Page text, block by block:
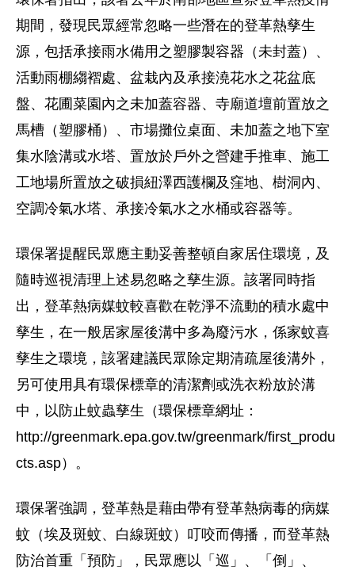
期間，發現民眾經常忽略一些潛在的登革熱孳生
源，包括承接雨水備用之塑膠製容器（未封蓋）、
活動雨棚縐褶處、盆栽內及承接澆花水之花盆底
盤、花圃菜園內之未加蓋容器、寺廟道壇前置放之
馬槽（塑膠桶）、市場攤位桌面、未加蓋之地下室
集水陰溝或水塔、置放於戶外之營建手推車、施工
工地場所置放之破損紐澤西護欄及窪地、樹洞內、
空調冷氣水塔、承接冷氣水之水桶或容器等。
環保署提醒民眾應主動妥善整頓自家居住環境，及
隨時巡視清理上述易忽略之孳生源。該署同時指
出，登革熱病媒蚊較喜歡在乾淨不流動的積水處中
孳生，在一般居家屋後溝中多為廢污水，係家蚊喜
孳生之環境，該署建議民眾除定期清疏屋後溝外，
另可使用具有環保標章的清潔劑或洗衣粉放於溝
中，以防止蚊蟲孳生（環保標章網址：
http://greenmark.epa.gov.tw/greenmark/first_produ
cts.asp）。
環保署強調，登革熱是藉由帶有登革熱病毒的病媒
蚊（埃及斑蚊、白線斑蚊）叮咬而傳播，而登革熱
防治首重「預防」，民眾應以「巡」、「倒」、